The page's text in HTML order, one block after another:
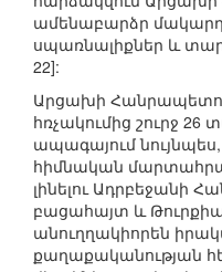
ամենաբարձր
սպառնալիքներ և
22]:
Արցախի
հռչակումից շուրջ
ապագայում
հիմնական
լինելու Ադրբեջանի
բացահայտ և
անուղղակիորեն
քաղաքականության